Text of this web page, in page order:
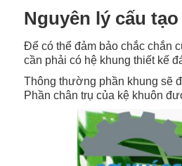
Nguyên lý cấu
Để có thể đảm bảo chắc chắn
cần phải có hệ khung thiết kế
Thông thường phần khung sẽ
Phần chân trụ của kệ khuôn